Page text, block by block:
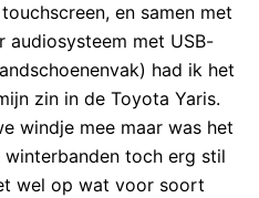
en samen met
audiosysteem met USB-
had ik het
zin in de Toyota Yaris.
windje mee maar was het
toch erg stil
wel op wat voor soort